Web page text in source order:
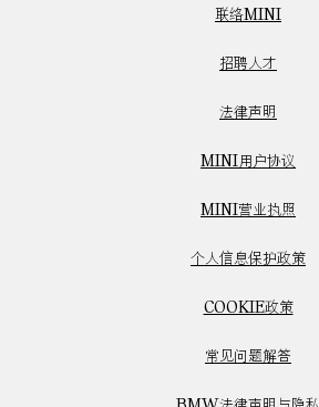
联络MINI
招聘人才
法律声明
MINI用户协议
MINI营业执照
个人信息保护政策
COOKIE政策
常见问题解答